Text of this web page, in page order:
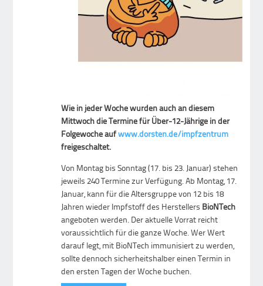
Wie in jeder Woche wurden auch an diesem
Mittwoch die Termine für Über-12-Jährige in der
Folgewoche aufwww.dorsten.de/impfzentrum
freigeschaltet.
Von Montag bis Sonntag (17. bis 23. Januar) stehen
jeweils 240 Termine zur Verfügung. Ab Montag, 17.
Januar, kann für die Altersgruppe von 12 bis 18
Jahren wieder Impfstoff des Herstellers BioNTech
angeboten werden. Der aktuelle Vorrat reicht
voraussichtlich für die ganze Woche. Wer Wert
darauf legt, mit BioNTech immunisiert zu werden,
sollte dennoch sicherheitshalber einen Termin in
den ersten Tagen der Woche buchen.